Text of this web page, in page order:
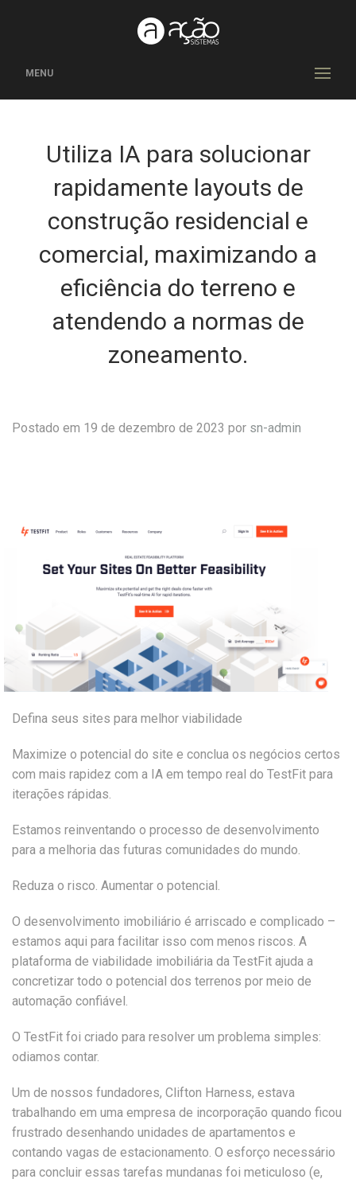
MENU
Utiliza IA para solucionar
rapidamente layouts de
construção residencial e
comercial, maximizando a
eficiência do terreno e
atendendo a normas de
zoneamento.
Postado em 19 de dezembro de 2023 por sn-admin
Defina seus sites para melhor viabilidade
Maximize o potencial do site e conclua os negócios certos
com mais rapidez com a IA em tempo real do TestFit para
iterações rápidas.
Estamos reinventando o processo de desenvolvimento
para a melhoria das futuras comunidades do mundo.
Reduza o risco. Aumentar o potencial.
O desenvolvimento imobiliário é arriscado e complicado –
estamos aqui para facilitar isso com menos riscos. A
plataforma de viabilidade imobiliária da TestFit ajuda a
concretizar todo o potencial dos terrenos por meio de
automação confiável.
O TestFit foi criado para resolver um problema simples:
odiamos contar.
Um de nossos fundadores, Clifton Harness, estava
trabalhando em uma empresa de incorporação quando ficou
frustrado desenhando unidades de apartamentos e
contando vagas de estacionamento. O esforço necessário
para concluir essas tarefas mundanas foi meticuloso (e,